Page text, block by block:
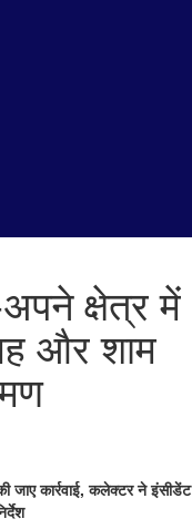
क्षेत्र में
और शाम
जाए कार्रवाई, कलेक्टर ने इंसीडेंट